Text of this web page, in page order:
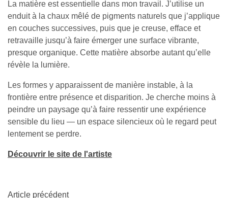
La matière est essentielle dans mon travail. J’utilise un
enduit à la chaux mêlé de pigments naturels que j’applique
en couches successives, puis que je creuse, efface et
retravaille jusqu’à faire émerger une surface vibrante,
presque organique. Cette matière absorbe autant qu’elle
révèle la lumière.
Les formes y apparaissent de manière instable, à la
frontière entre présence et disparition. Je cherche moins à
peindre un paysage qu’à faire ressentir une expérience
sensible du lieu — un espace silencieux où le regard peut
lentement se perdre.
Découvrir le site de l'artiste
Article précédent